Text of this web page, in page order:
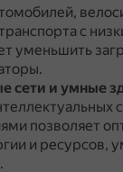
с
уменьшить
сети и умные
позволяет
и ресурсов,